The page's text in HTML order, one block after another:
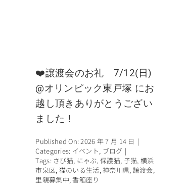
❤️譲渡会のお礼 7/12(日)
@オリンピック東戸塚 にお
越し頂きありがとうござい
ました！
Published On: 2026 年 7 月 14 日 |
Categories: イベント, ブログ |
Tags: さび猫, にゃぶ,保護猫, 子猫, 横浜
市泉区, 猫のいる生活,神奈川県, 譲渡会,
里親募集中,香箱座り